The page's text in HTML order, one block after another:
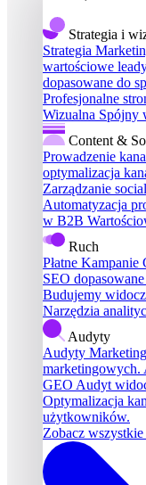
Strategia i
Strategia
wartościowe
dopasowane do
Profesjonalne
Wizualna Spójny
Content &
Prowadzenie
optymalizacja
Zarządzanie
Automatyzacja
w B2B
Ruch
Płatne Kampanie
SEO
Budujemy
Narzędzia
Audyty
Audyty
marketingowych.
GEO Audyt
Optymalizacja
użytkowników.
Zobacz wszystkie